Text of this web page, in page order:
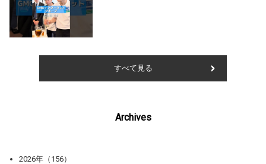
すべて見る
Archives
2026年（156）